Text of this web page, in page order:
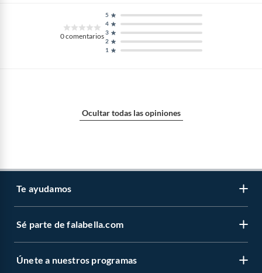
0comentarios
1
2
3
4
5
Ocultar todas las opiniones
Te ayudamos
Atención por WhatsApp
Sé parte de falabella.com
Trabaja con nosotros
Únete a nuestros programas